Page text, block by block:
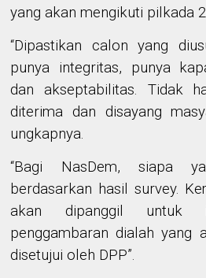
yang akan mengikuti pilkada
“Dipastikan calon yang
punya integritas, punya
dan akseptabilitas.
Tidak
diterima dan disayang
ungkapnya.
“Bagi NasDem, siapa
berdasarkan hasil survey.
akan dipanggil untuk
penggambaran dialah yang
disetujui oleh DPP”.